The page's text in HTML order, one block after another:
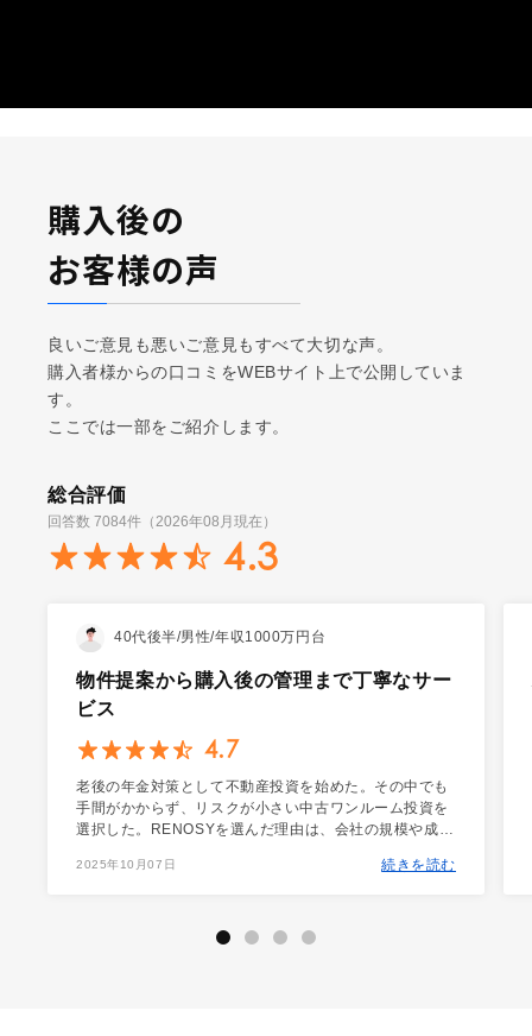
購入後の
お客様の声
良いご意見も悪いご意見もすべて大切な声。
購入者様からの口コミをWEBサイト上で公開していま
す。
ここでは一部をご紹介します。
総合評価
回答数 7084件（2026年08月 現在）
4.3
40代後半/男性/年収1000万円台
物件提案から購入後の管理まで丁寧なサー
ビス
4.7
老後の年金対策として不動産投資を始めた。その中でも
手間がかからず、リスクが小さい中古ワンルーム投資を
選択した。RENOSYを選んだ理由は、会社の規模や成長
やすさなど、サービス全てが他社と比較して優れてい
物件が多く希望する物件を丁寧に探して頂けるため、理
2025年10月07日 続きを読む